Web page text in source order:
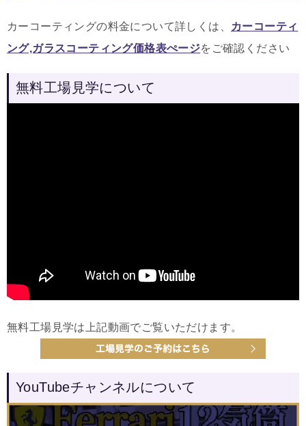
カーコーティングの料金について詳しくは、
カーコーティ
ング,ガラスコーティング価格表ぺージをご確認ください
無料工場見学について
無料工場見学は上記動画でご覧いただけます。
YouTubeチャンネルについて